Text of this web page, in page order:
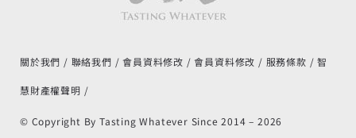
關於我們 聯絡我們 會員資料修改 會員資料修改 服務條款 智
慧財產權聲明
© Copyright By Tasting Whatever Since 2014 – 2026